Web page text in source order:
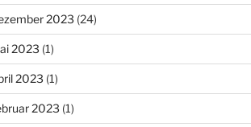
2023 (24)
2023 (1)
2023 (1)
2023 (1)